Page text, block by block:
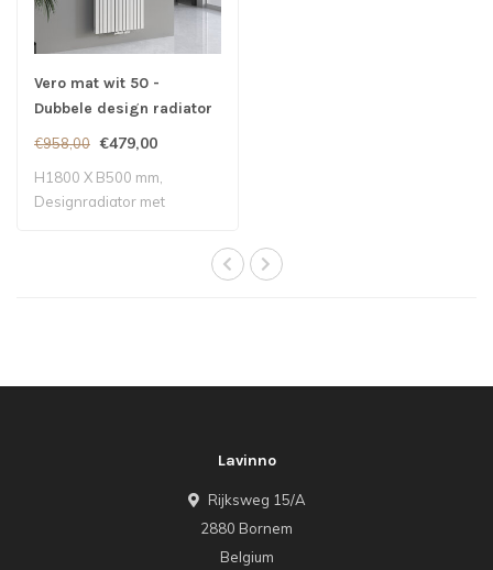
Vero mat wit 50 -
Dubbele design radiator
€958,00 €479,00
H1800 X B500 mm,
Designradiator met
Lavinno
Rijksweg 15/A
2880 Bornem
Belgium